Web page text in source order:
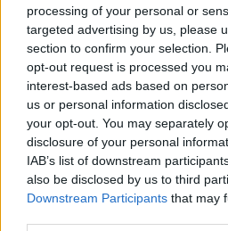
processing of your personal or
targeted advertising by us, please
section to confirm your selection.
opt-out request is processed you
interest-based ads based on
us or personal information
your opt-out. You may separately
disclosure of your personal
IAB’s list of downstream
also be disclosed by us to third
Downstream Participants that may
Reparti aeronavali della Guardia
territorio e contrasto agli illeciti
Francesca Galli · 8 Ago 2026
FINANZA